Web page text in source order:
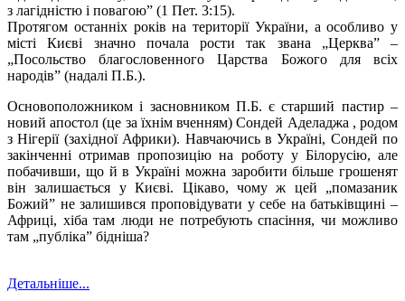
з лагідністю і повагою” (1 Пет. 3:15).
Протягом останніх років на території України, а особливо у
місті Києві значно почала рости так звана „Церква” –
„Посольство благословенного Царства Божого для всіх
народів” (надалі П.Б.).
Основоположником і засновником П.Б. є старший пастир –
новий апостол (це за їхнім вченням) Сондей Аделаджа , родом
з Нігерії (західної Африки). Навчаючись в Україні, Сондей по
закінченні отримав пропозицію на роботу у Білорусію, але
побачивши, що й в Україні можна заробити більше грошенят
він залишається у Києві. Цікаво, чому ж цей „помазаник
Божий” не залишився проповідувати у себе на батьківщині –
Африці, хіба там люди не потребують спасіння, чи можливо
там „публіка” бідніша?
Детальніше...